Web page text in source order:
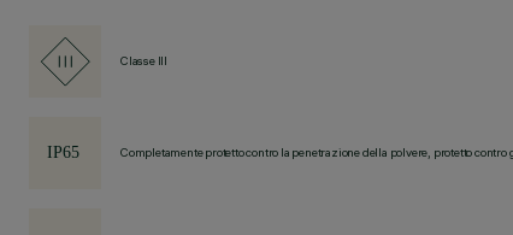
Classe III
Completamente protetto contro la penetrazione della polvere, protetto contro